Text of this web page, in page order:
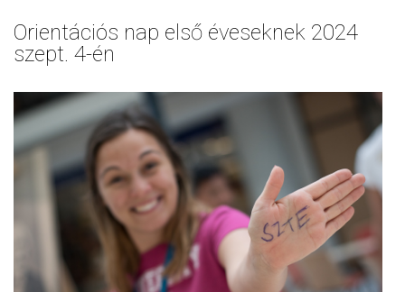
Orientációs nap első éveseknek 2024
szept. 4-én